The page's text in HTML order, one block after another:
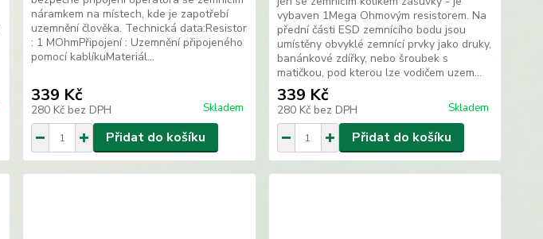
náramkem na místech, kde je zapotřebí
uzemnění člověka. Technická data:Resistor
: 1 MOhmPřipojení : Uzemnění připojeného
pomocí kablíkuMateriál...
339 Kč
280 Kč bez DPH Skladem
Přidat do košíku
vybaven 1Mega Ohmovým resistorem. Na
přední části ESD zemnícího bodu jsou
umístěny obvyklé zemnící prvky jako druky,
banánkové zdířky, nebo šroubek s
matičkou, pod kterou lze vodičem uzem...
339 Kč
280 Kč bez DPH Skladem
Přidat do košíku